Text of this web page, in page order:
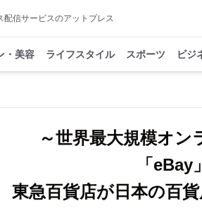
配信サービスのアットプレス
・美容 ライフスタイル スポーツ ビジ
～世界最大規模オ
「
東急百貨店が日本の百